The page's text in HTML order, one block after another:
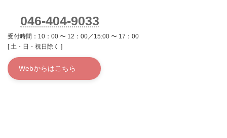
046-404-9033
受付時間：10：00 〜 12：00／15:00 〜 17：00
[ 土・日・祝日除く ]
Webからはこちら